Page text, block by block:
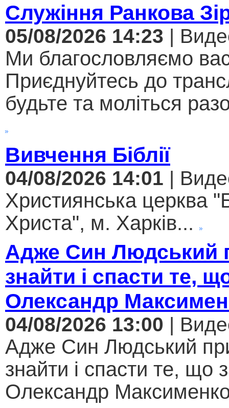
Служіння Ранкова
05/08/2026 14:23 |
Ми благословляємо
Приєднуйтесь до
будьте та моліться
Вивчення Біблії
04/08/2026 14:01 |
Християнська церква
Христа", м. Харків...
Адже Син Людський
знайти і спасти те,
Олександр
04/08/2026 13:00 |
Адже Син Людський
знайти і спасти те, що
Олександр